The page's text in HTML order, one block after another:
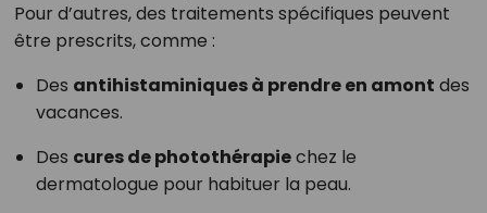
Pour d’autres, des traitements spécifiques peuvent
être prescrits, comme :
Des antihistaminiques à prendre en amont des
vacances.
Des cures de photothérapiechez le
dermatologue pour habituer la peau.